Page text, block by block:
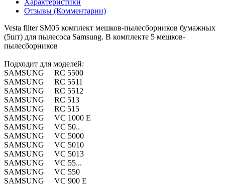
Характеристики
Отзывы (Комментарии)
Vesta filter SM05 комплект мешков-пылесборников бумажных
(5шт) для пылесоса Samsung. В комплекте 5 мешков-
пылесборников
Подходит для моделей:
SAMSUNG RC 5500
SAMSUNG RC 5511
SAMSUNG RC 5512
SAMSUNG RC 513
SAMSUNG RC 515
SAMSUNG VC 1000 E
SAMSUNG VC 50..
SAMSUNG VC 5000
SAMSUNG VC 5010
SAMSUNG VC 5013
SAMSUNG VC 55...
SAMSUNG VC 550
SAMSUNG VC 900 E